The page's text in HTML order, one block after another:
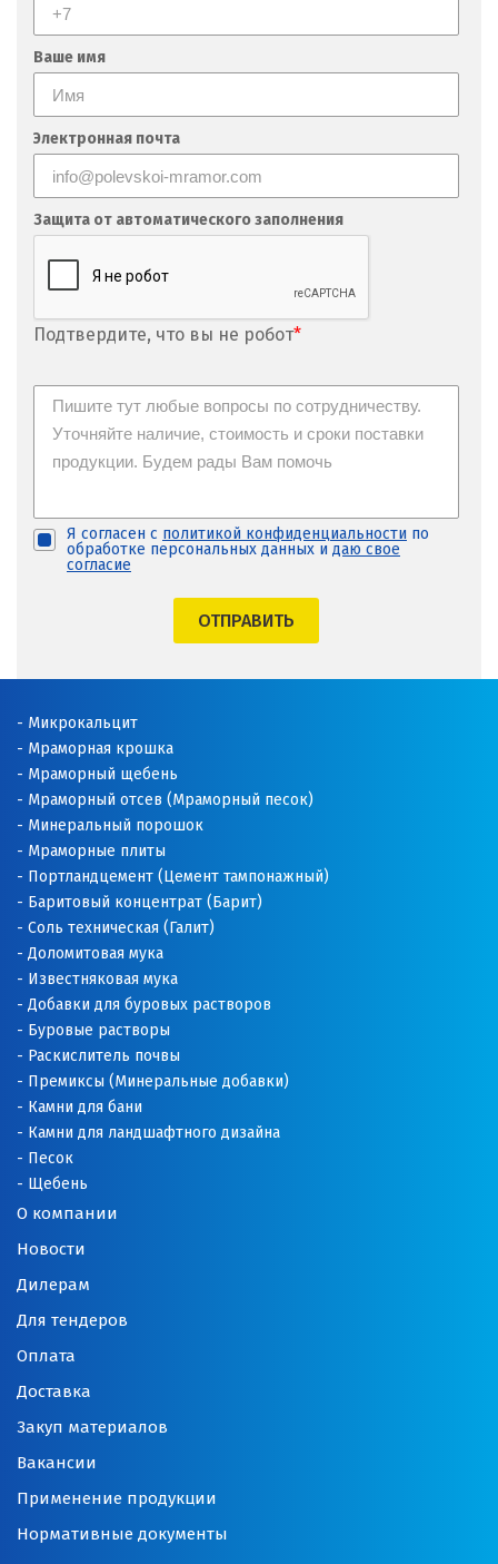
Ваше имя
Электронная почта
Защита от автоматического заполнения
Подтвердите, что вы не робот*
Я согласен с политикой конфиденциальности по
обработке персональных данных и даю свое
согласие
ОТПРАВИТЬ
О компании
Новости
Дилерам
Для тендеров
Оплата
Доставка
Закуп материалов
Вакансии
Применение продукции
Нормативные документы
Микрокальцит
Мраморная крошка
Мраморный щебень
Мраморный отсев (Мраморный песок)
Минеральный порошок
Мраморные плиты
Портландцемент (Цемент тампонажный)
Баритовый концентрат (Барит)
Соль техническая (Галит)
Доломитовая мука
Известняковая мука
Добавки для буровых растворов
Буровые растворы
Раскислитель почвы
Премиксы (Минеральные добавки)
Камни для бани
Камни для ландшафтного дизайна
Песок
Щебень